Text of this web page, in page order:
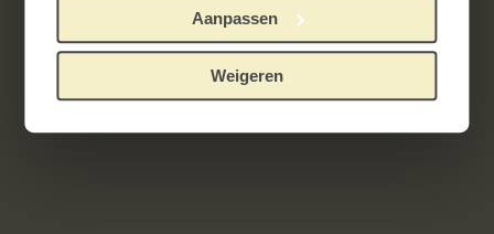
Aanpassen
Weigeren